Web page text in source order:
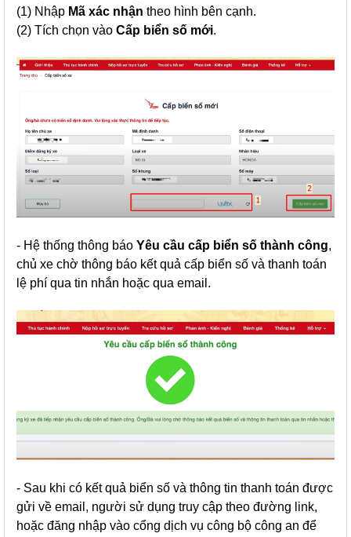
(1) Nhập Mã xác nhận theo hình bên cạnh.
(2) Tích chọn vào Cấp biển số mới.
- Hệ thống thông báo Yêu cầu cấp biển số thành công,
chủ xe chờ thông báo kết quả cấp biển số và thanh toán
lệ phí qua tin nhắn hoặc qua email.
- Sau khi có kết quả biển số và thông tin thanh toán được
gửi về email, người sử dụng truy cập theo đường link,
hoặc đăng nhập vào cổng dịch vụ công bộ công an để